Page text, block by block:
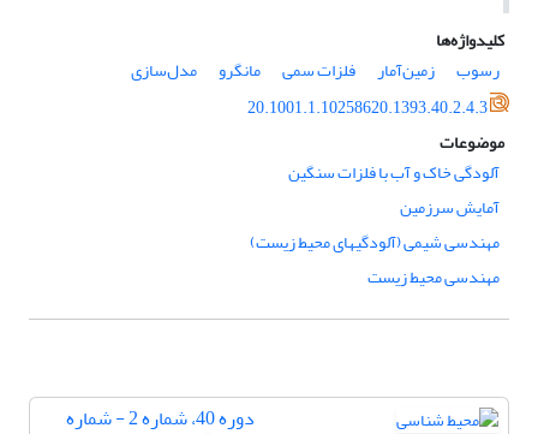
کلیدواژه‌ها
رسوب
زمین‌آمار فلزات سمی مانگرو
مدل‌‌سازی
20.1001.1.10258620.1393.40.2.4.3
موضوعات
آلودگی خاک و آب با فلزات سنگین
آمایش سرزمین
مهندسی شیمی (آلودگیهای محیط زیست)
مهندسی محیط زیست
دوره 40، شماره 2 - شماره